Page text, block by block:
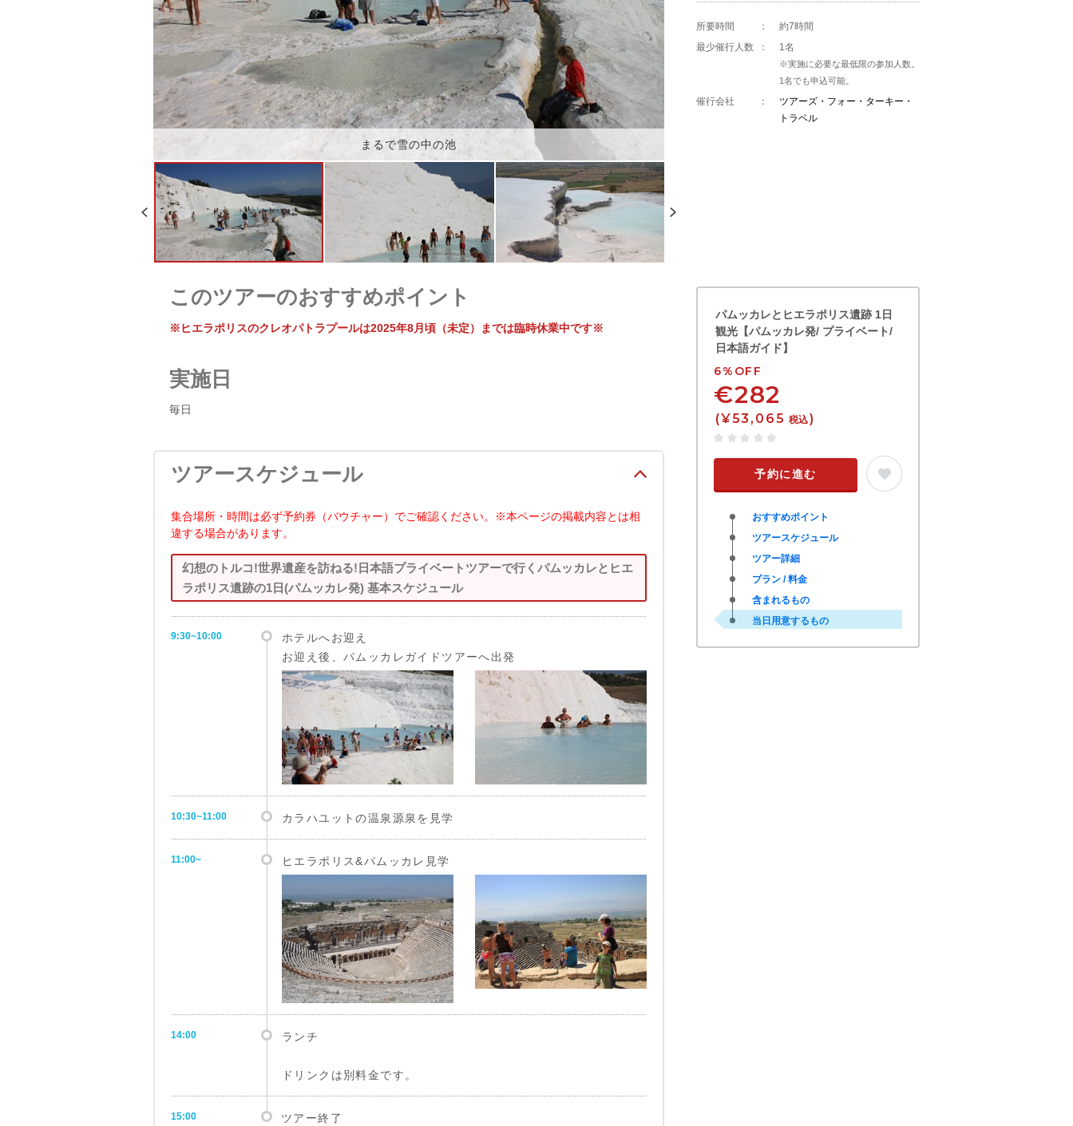
まるで雪の中の池
所要時間 ：
約7時間
最少催行人数
： 1名
※実施に必要な最低限の参加人数。
1名でも申込可能。
催行会社 ：
ツアーズ・フォー・ターキー・
トラベル
このツアーのおすすめポイント
※ヒエラポリスのクレオパトラプールは2025年8月頃（未定）までは臨時休業中です※
実施日
毎日
ツアースケジュール
集合場所・時間は必ず予約券（バウチャー）でご確認ください。※本ページの掲載内容とは相
違する場合があります。
幻想のトルコ!世界遺産を訪ねる!日本語プライベートツアーで行くパムッカレとヒエ
ラポリス遺跡の1日(パムッカレ発) 基本スケジュール
9:30~10:00
ホテルへお迎え
お迎え後、パムッカレガイドツアーへ出発
10:30~11:00 カラハユットの温泉源泉を見学
11:00~ ヒエラポリス&パムッカレ見学
14:00 ランチ
ドリンクは別料金です。
15:00 ツアー終了
パムッカレとヒエラポリス遺跡 1日
観光【パムッカレ発/ プライベート/
日本語ガイド】
6%OFF
€282
(¥53,065 税込)
予約に進む
おすすめポイント
ツアースケジュール
ツアー詳細
プラン / 料金
含まれるもの
当日用意するもの